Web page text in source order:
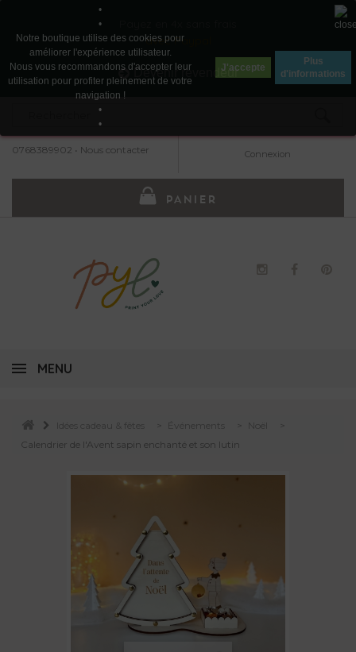
avec Paypal
Devenir revendeur
0768389902 • Nous contacter Connexion
PANIER
•
•
Notre boutique utilise des cookies pour
améliorer l'expérience utilisateur.
Nous vous recommandons d'accepter leur
utilisation pour profiter pleinement de votre
navigation !
•
•
J'accepte
Plus
d'informations
MENU
Idées cadeau & fêtes Événements Noël
Calendrier de l'Avent sapin enchanté et son lutin